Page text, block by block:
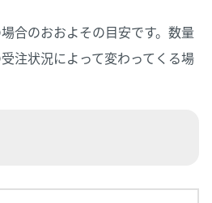
合のおおよその目安です。数量
注状況によって変わってくる場